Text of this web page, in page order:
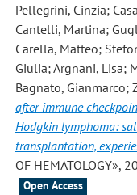
Pellegrini, Cinzia;
Cantelli, Martina;
Carella, Matteo;
Giulia; Argnani, Lisa;
Bagnato, Gianmarco;
after immune
Hodgkin lymphoma:
transplantation,
OF HEMATOLOGY»,
Open Access